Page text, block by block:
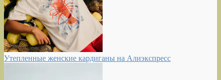
Утепленные женские кардиганы на Алиэкспресс